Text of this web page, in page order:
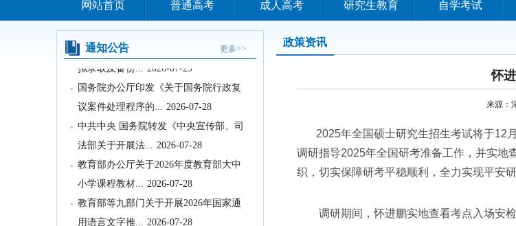
网站首页 普通高考 成人高考 研究生教育 自学考试
通知公告 更多>>
教育部关于举办中国国际大学生创新大
2026年湖北省空军青少年航空学校招生
国务院办公厅印发《关于国务院行政复
议案件处理程序的...
2026-07-28
中共中央 国务院转发《中央宣传部、司
法部关于开展法...
2026-07-28
教育部办公厅关于2026年度教育部大中
小学课程教材...
2026-07-28
教育部等九部门关于开展2026年国家通
用语言文字推...
2026-07-28
政策资讯
怀
来源：
2025年全国硕士研究生招生考试将于12
调研指导2025年全国研考准备工作，并实地
织，切实保障研考平稳顺利，全力实现平安研
调研期间，怀进鹏实地查看考点入场安检